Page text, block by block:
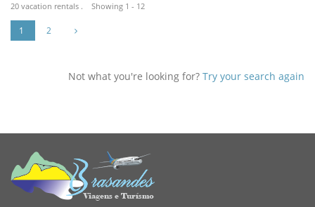
20 vacation rentals . Showing 1 - 12
1 2
Not what you're looking for? Try your search again